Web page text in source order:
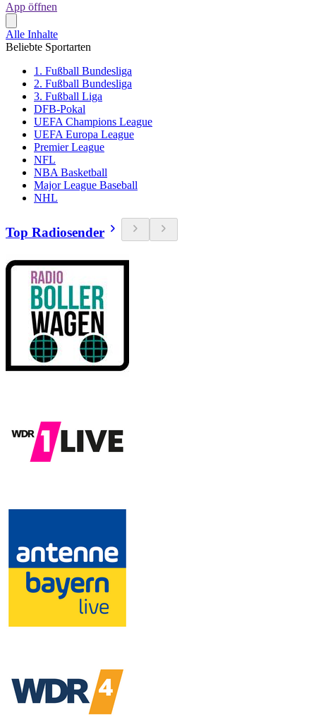
App öffnen
Alle Inhalte
Beliebte Sportarten
1. Fußball Bundesliga
2. Fußball Bundesliga
3. Fußball Liga
DFB-Pokal
UEFA Champions League
UEFA Europa League
Premier League
NFL
NBA Basketball
Major League Baseball
NHL
Top Radiosender